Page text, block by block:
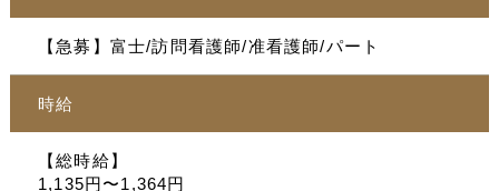
【急募】富士/訪問看護師/准看護師/パート
時給
【総時給】
1,135円〜1,364円